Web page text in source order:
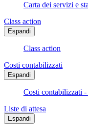
Carta dei servizi e
Class action
Espandi
Class action
Costi contabilizzati
Espandi
Costi contabilizzati
Liste di attesa
Espandi